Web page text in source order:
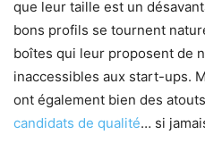
que leur taille est un
bons profils se tournent
boîtes qui leur proposent de
inaccessibles aux start-ups.
ont également bien des
candidats de qualité… si